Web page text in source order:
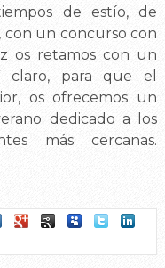
de estío, de
con un concurso con
os retamos con un
claro, para que el
os ofrecemos un
dedicado a los
más cercanas.